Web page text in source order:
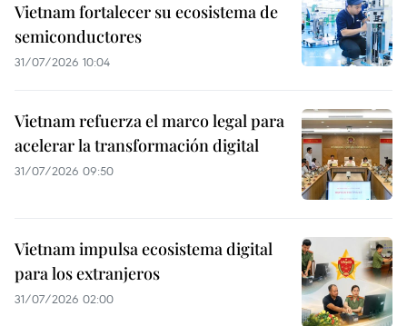
Vietnam fortalecer su ecosistema de
semiconductores
31/07/2026 10:04
Vietnam refuerza el marco legal para
acelerar la transformación digital
31/07/2026 09:50
Vietnam impulsa ecosistema digital
para los extranjeros
31/07/2026 02:00